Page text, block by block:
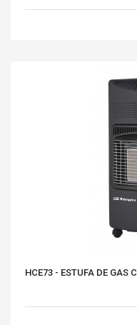
HCE73 - ESTUFA DE GAS